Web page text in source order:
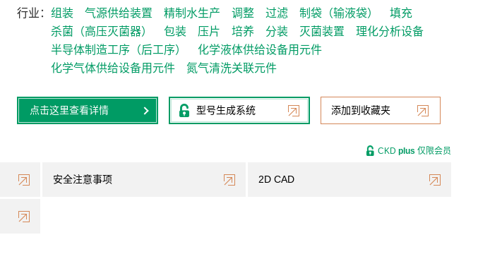
行业 组装 气源供给装置 精制水生产 调整 过滤 制袋（输液袋）
填充
杀菌（高压灭菌器）
包装 压片 培养 分装 灭菌装置
理化分析设备
半导体制造工序（后工序）
化学液体供给设备用元件
化学气体供给设备用元件
氮气清洗关联元件
点击这里查看详情 型号生成系统 添加到收藏夹
安全注意事项 2D CAD
CKD plus 仅限会员